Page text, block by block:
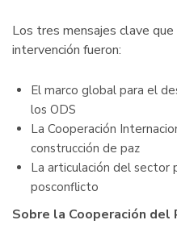
Los tres mensajes clave
intervención fueron:
El marco global para el
los ODS
La Cooperación
construcción de paz
La articulación del sector
posconflicto
Sobre la Cooperación del